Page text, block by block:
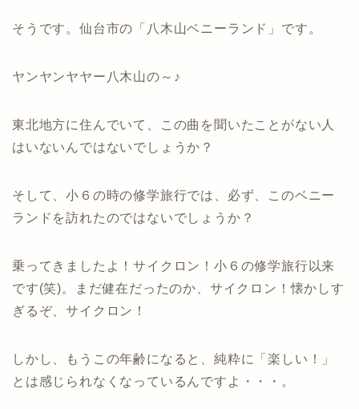
そうです。仙台市の「八木山ベニーランド」です。
ヤンヤンヤヤー八木山の～♪
東北地方に住んでいて、この曲を聞いたことがない人
はいないんではないでしょうか？
そして、小６の時の修学旅行では、必ず、このベニー
ランドを訪れたのではないでしょうか？
乗ってきましたよ！サイクロン！小６の修学旅行以来
です(笑)。まだ健在だったのか、サイクロン！懐かしす
ぎるぞ、サイクロン！
しかし、もうこの年齢になると、純粋に「楽しい！」
とは感じられなくなっているんですよ・・・。